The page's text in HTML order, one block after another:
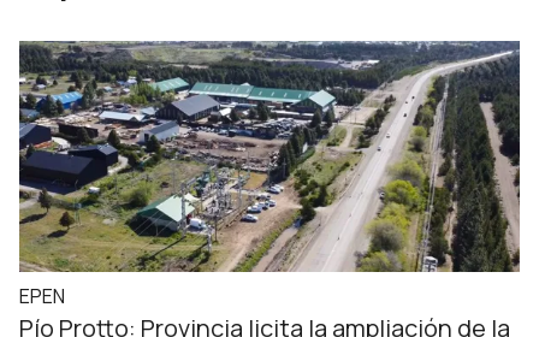
EPEN
Pío Protto: Provincia licita la ampliación de la